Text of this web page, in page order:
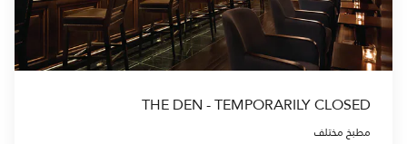
THE DEN - TEMPORARILY CLOSED
مطبخ مختلف